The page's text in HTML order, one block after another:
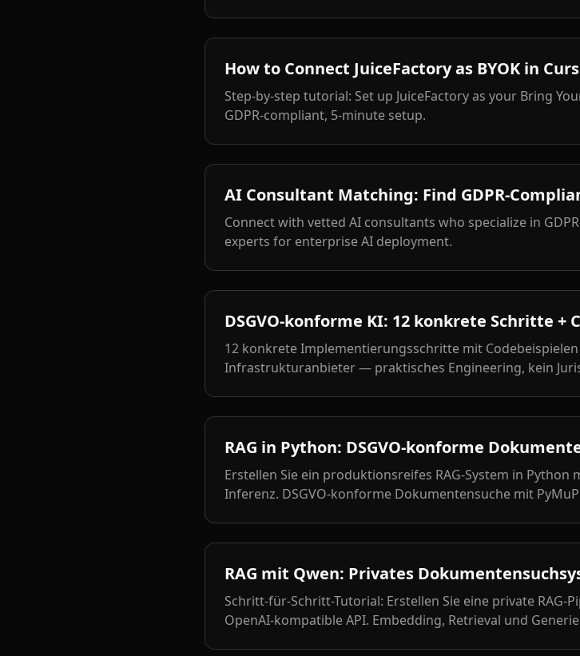
How to Connect JuiceFactory as BYOK in
Step-by-step tutorial: Set up JuiceFactory as your Bring
GDPR-compliant, 5-minute setup.
AI Consultant Matching: Find GDPR-
Connect with vetted AI consultants who specialize in
experts for enterprise AI deployment.
DSGVO-konforme KI: 12 konkrete Schritte +
12 konkrete Implementierungsschritte mit Codebeispielen
Infrastrukturanbieter — praktisches Engineering, kein
RAG in Python: DSGVO-konforme
Erstellen Sie ein produktionsreifes RAG-System in Python
Inferenz. DSGVO-konforme Dokumentensuche mit
RAG mit Qwen: Privates
Schritt-für-Schritt-Tutorial: Erstellen Sie eine private RAG-
OpenAI-kompatible API. Embedding, Retrieval und